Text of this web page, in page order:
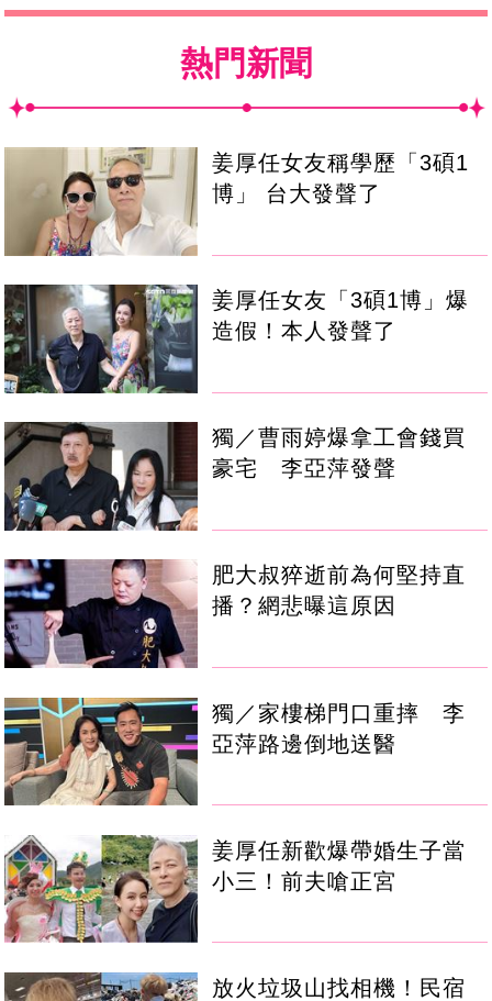
熱門新聞
姜厚任女友稱學歷「3碩1
博」 台大發聲了
姜厚任女友「3碩1博」爆
造假！本人發聲了
獨／曹雨婷爆拿工會錢買
豪宅 李亞萍發聲
肥大叔猝逝前為何堅持直
播？網悲曝這原因
獨／家樓梯門口重摔 李
亞萍路邊倒地送醫
姜厚任新歡爆帶婚生子當
小三！前夫嗆正宮
放火垃圾山找相機！民宿